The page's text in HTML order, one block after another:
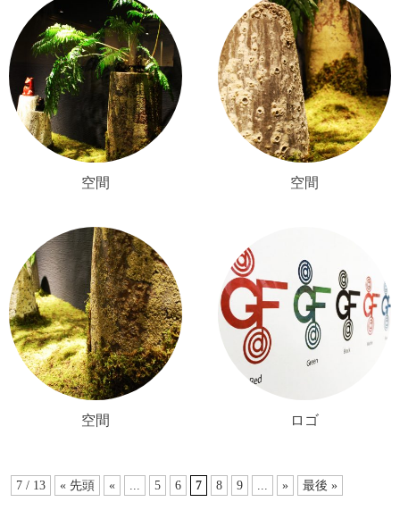
空間 空間
空間 ロゴ
7 / 13 « 先頭 « ... 5 6 7 8 9 ... » 最後 »